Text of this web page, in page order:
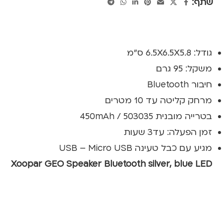
גודל: 6.5X6.5X5.8 ס"מ
משקל: 95 גרם
חיבור Bluetooth
מרחק קליטה עד 10 מטרים
בטרייה מובנית 503035 / 450mAh
זמן הפעלה: עד3 שעות
מגיע עם כבל טעינה USB – Micro USB
Xoopar GEO Speaker Bluetooth silver, blue LED